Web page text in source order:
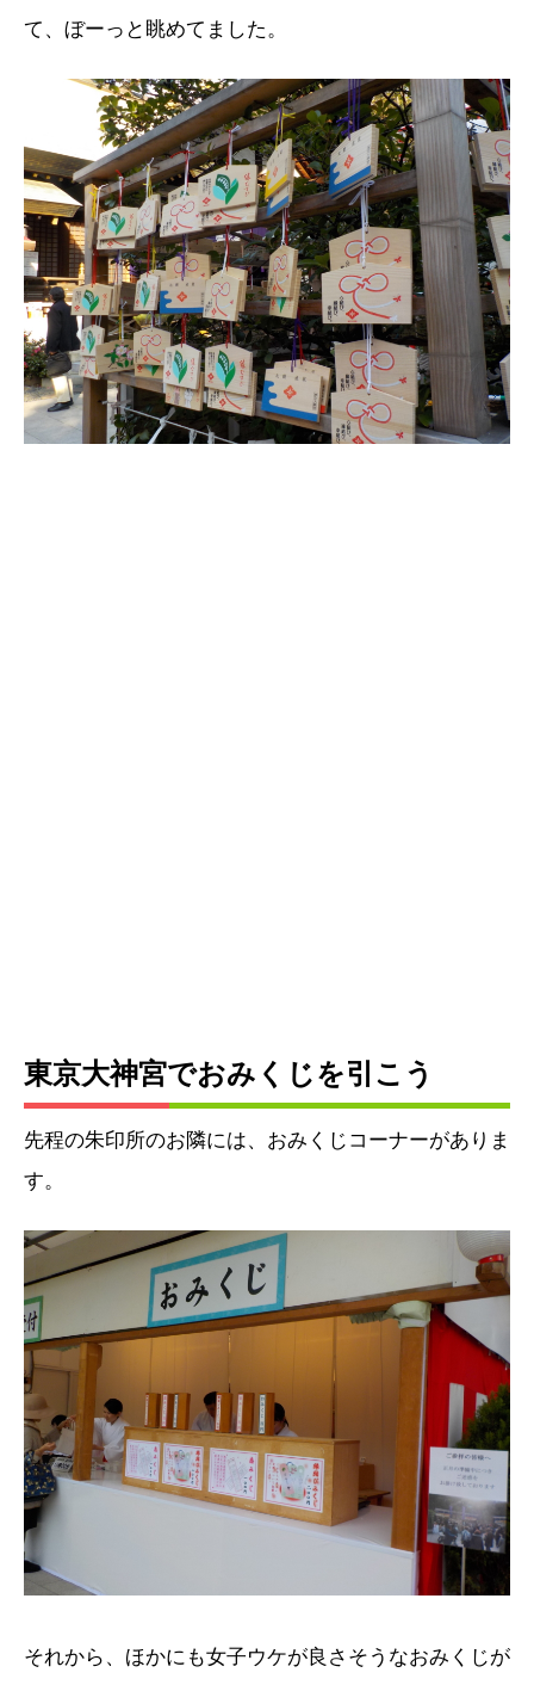
て、ぼーっと眺めてました。
東京大神宮でおみくじを引こう
先程の朱印所のお隣には、おみくじコーナーがありま
す。
それから、ほかにも女子ウケが良さそうなおみくじが